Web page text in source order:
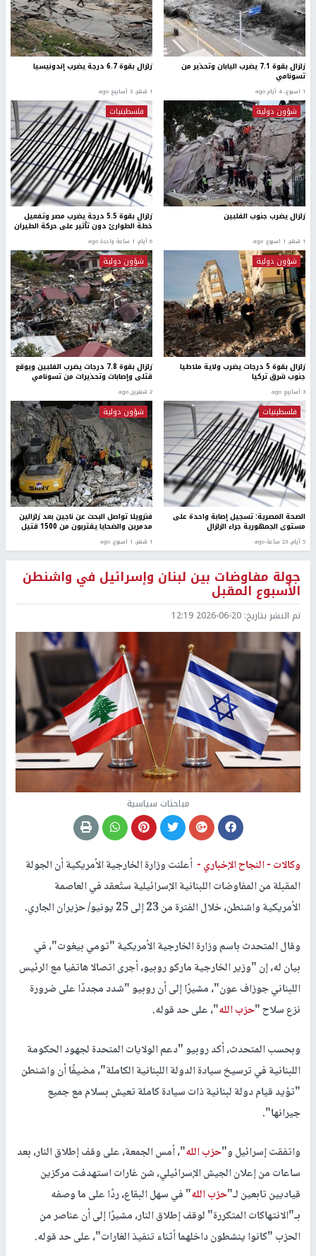
زلزال بقوة 7.1 يضرب اليابان وتحذير من
تسونامي
1 اسبوع.، 4 أيام ago
زلزال بقوة 6.7 درجة يضرب إندونيسيا
1 شهر، 3 أسابيع ago
شؤون دولية
زلزال يضرب جنوب الفلبين
1 شهر، 1 اسبوع. ago
فلسطينيات
زلزال بقوة 5.5 درجة يضرب مصر وتفعيل
خطة الطوارئ دون تأثير على حركة الطيران
6 أيام، 1 ساعة واحدة ago
شؤون دولية
زلزال بقوة 5 درجات يضرب ولاية ملاطيا
جنوب شرق تركيا
3 أسابيع ago
شؤون دولية
زلزال بقوة 7.8 درجات يضرب الفلبين ويوقع
قتلى وإصابات وتحذيرات من تسونامي
2 شهرين ago
فلسطينيات
الصحة المصرية: تسجيل إصابة واحدة على
مستوى الجمهورية جراء الزلزال
5 أيام، 23 ساعة ago
شؤون دولية
فنزويلا تواصل البحث عن ناجين بعد زلزالين
مدمرين والضحايا يقتربون من 1500 قتيل
1 شهر، 1 اسبوع. ago
جولة مفاوضات بين لبنان وإسرائيل في واشنطن
الأسبوع المقبل
تم النشر بتاريخ: 2026-06-20 12:19
مباحثات سياسية
وكالات -النجاح الإخباري - أعلنت وزارة الخارجية الأمريكية أن الجولة
المقبلة من المفاوضات اللبنانية الإسرائيلية ستُعقد في العاصمة
الأمريكية واشنطن، خلال الفترة من 23 إلى 25 يونيو/ حزيران الجاري.
وقال المتحدث باسم وزارة الخارجية الأمريكية "تومي بيغوت"، في
بيان له، إن "وزير الخارجية ماركو روبيو، أجرى اتصالا هاتفيا مع الرئيس
اللبناني جوزاف عون"، مشيرًا إلى أن روبيو "شدد مجددًا على ضرورة
نزع سلاح "حزب الله"، على حد قوله.
وبحسب المتحدث، أكد روبيو "دعم الولايات المتحدة لجهود الحكومة
اللبنانية في ترسيخ سيادة الدولة اللبنانية الكاملة"، مضيفًا أن واشنطن
"تؤيد قيام دولة لبنانية ذات سيادة كاملة تعيش بسلام مع جميع
جيرانها".
واتفقت إسرائيل و"حزب الله"، أمس الجمعة، على وقف إطلاق النار، بعد
ساعات من إعلان الجيش الإسرائيلي، شن غارات استهدفت مركزين
قياديين تابعين لـ"حزب الله" في سهل البقاع، ردًا على ما وصفه
بـ"الانتهاكات المتكررة" لوقف إطلاق النار، مشيرًا إلى أن عناصر من
الحزب "كانوا ينشطون داخلهما أثناء تنفيذ الغارات"، على حد قوله.